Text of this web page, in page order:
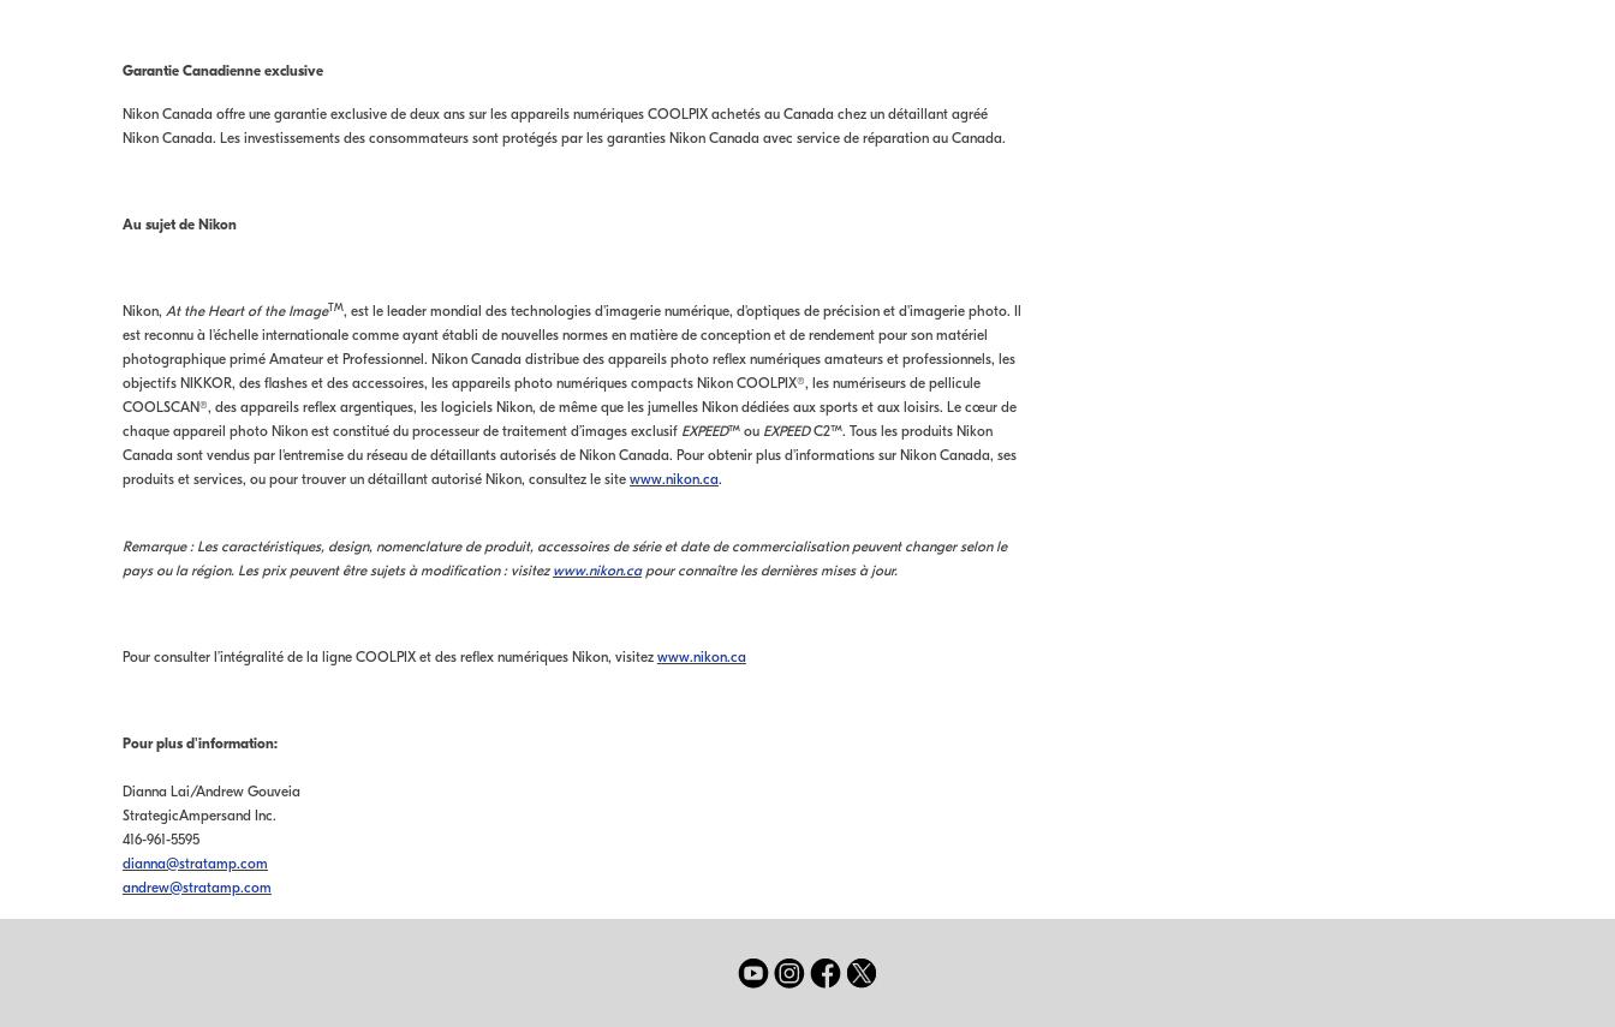
Garantie Canadienne exclusive
Nikon Canada offre une garantie exclusive de deux ans sur les appareils numériques COOLPIX achetés au Canada chez un détaillant agréé
Nikon Canada. Les investissements des consommateurs sont protégés par les garanties Nikon Canada avec service de réparation au Canada.
Au sujet de Nikon
Nikon, At the Heart of the ImageTM, est le leader mondial des technologies d'imagerie numérique, d'optiques de précision et d'imagerie photo. Il
est reconnu à l'échelle internationale comme ayant établi de nouvelles normes en matière de conception et de rendement pour son matériel
photographique primé Amateur et Professionnel. Nikon Canada distribue des appareils photo reflex numériques amateurs et professionnels, les
objectifs NIKKOR, des flashes et des accessoires, les appareils photo numériques compacts Nikon COOLPIX®, les numériseurs de pellicule
COOLSCAN®, des appareils reflex argentiques, les logiciels Nikon, de même que les jumelles Nikon dédiées aux sports et aux loisirs. Le cœur de
chaque appareil photo Nikon est constitué du processeur de traitement d’images exclusif EXPEED™ ou EXPEEDC2™. Tous les produits Nikon
Canada sont vendus par l'entremise du réseau de détaillants autorisés de Nikon Canada. Pour obtenir plus d'informations sur Nikon Canada, ses
produits et services, ou pour trouver un détaillant autorisé Nikon, consultez le site www.nikon.ca.
Remarque : Les caractéristiques, design, nomenclature de produit, accessoires de série et date de commercialisation peuvent changer selon le
pays ou la région. Les prix peuvent être sujets à modification : visitez www.nikon.ca pour connaître les dernières mises à jour.
Pour consulter l’intégralité de la ligne COOLPIX et des reflex numériques Nikon, visitez www.nikon.ca
Pour plus d'information:
Dianna Lai/Andrew Gouveia
StrategicAmpersand Inc.
416-961-5595
dianna@stratamp.com
andrew@stratamp.com